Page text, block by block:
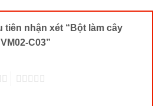
tiên nhận xét “Bột làm cây
C03”